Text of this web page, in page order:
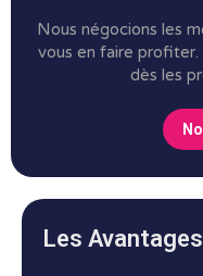
Nous négocions les
vous en faire profiter.
dès les
Les Avantages